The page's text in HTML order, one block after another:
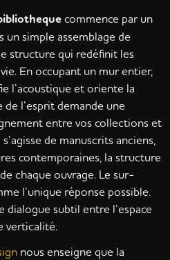
commence par un
un simple assemblage de
structure qui redéfinit les
En occupant un mur entier,
l’acoustique et oriente la
l’esprit demande une
entre vos collections et
de manuscrits anciens,
contemporaines, la structure
chaque ouvrage. Le sur-
l’unique réponse possible.
dialogue subtil entre l’espace
verticalité.
nous enseigne que la